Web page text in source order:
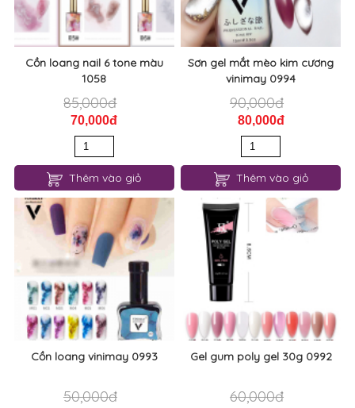
Cồn loang nail 6 tone màu
1058
85,000đ
70,000đ
Thêm vào giỏ
Sơn gel mắt mèo kim cương
vinimay 0994
90,000đ
80,000đ
Thêm vào giỏ
Cồn loang vinimay 0993
50,000đ
Gel gum poly gel 30g 0992
60,000đ